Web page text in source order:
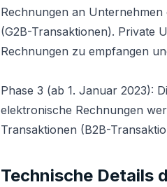
Rechnungen an
(G2B-Transaktionen). Private
Rechnungen zu empfangen
Phase 3 (ab 1. Januar 2023):
elektronische Rechnungen
Transaktionen (B2B-
Technische Details